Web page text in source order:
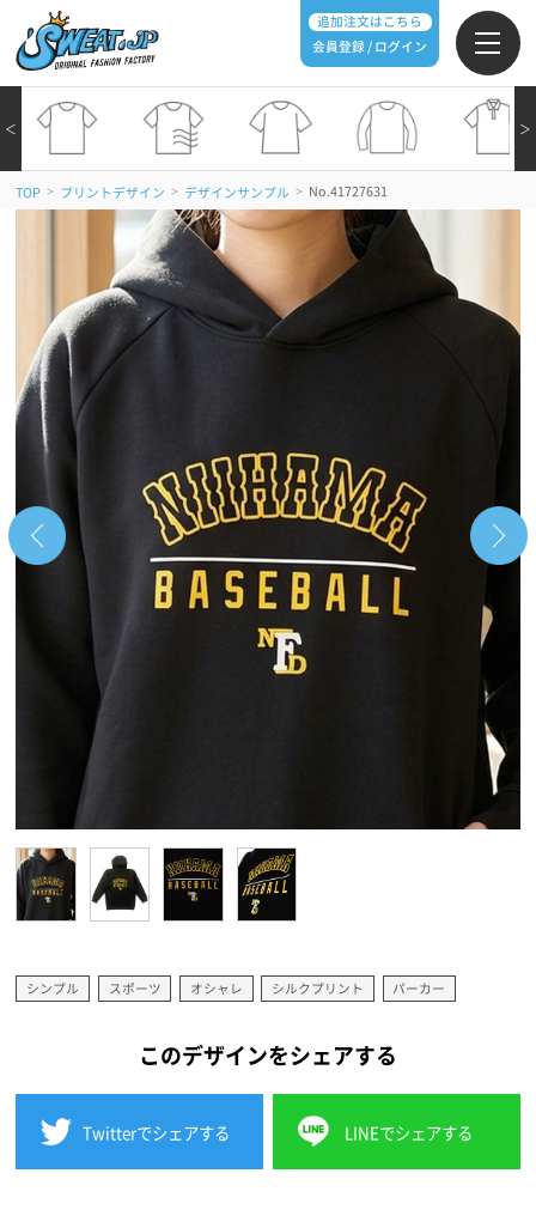
追加注文はこちら
会員登録 / ログイン
＞
＜
TOP > プリントデザイン > デザインサンプル > No.41727631
シンプル スポーツ オシャレ シルクプリント パーカー
このデザインをシェアする
Twitterでシェアする LINEでシェアする